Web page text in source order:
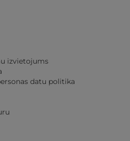
izvietojums
datu politika